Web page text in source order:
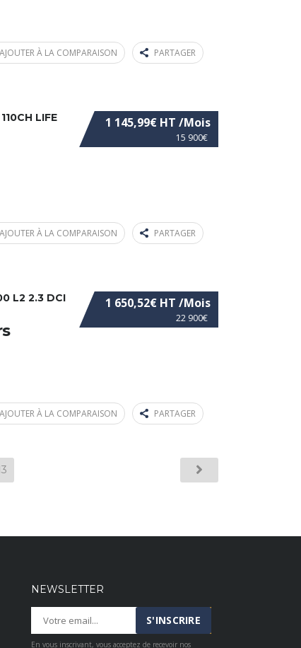
AJOUTER À LA COMPARAISON PARTAGER
15 900€
1 145,99€ HT /Mois
LIFE
AJOUTER À LA COMPARAISON PARTAGER
22 900€
1 650,52€ HT /Mois
L2 2.3 DCI
AJOUTER À LA COMPARAISON PARTAGER
NEWSLETTER
En vous inscrivant, vous acceptez de recevoir nos